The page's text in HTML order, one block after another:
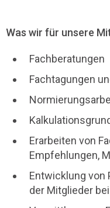
Was wir für unsere
Fachberatungen
Fachtagungen
Erarbeiten von
Empfehlungen,
Entwicklung von
der Mitglieder